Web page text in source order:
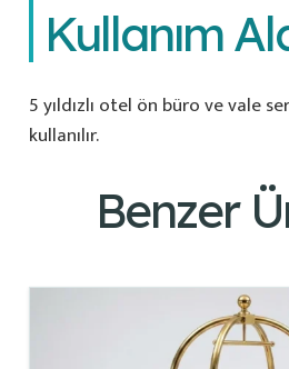
Kullanım
5 yıldızlı otel ön büro ve vale
kullanılır.
Benzer